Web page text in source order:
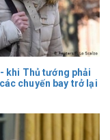
khi Thủ tướng phải
chuyến bay trở lại